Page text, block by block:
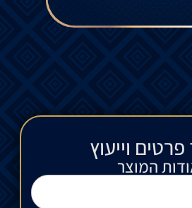
וייעוץ​
המוצר